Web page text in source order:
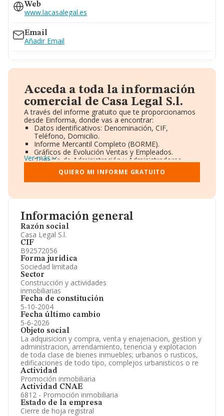
Información general
Razón social
Casa Legal S.l.
CIF
B92572056
Forma jurídica
Sociedad limitada
Sector
Construcción y actividades
inmobiliarias
Fecha de constitución
5-10-2004
Fecha último cambio
5-6-2026
Objeto social
La adquisicion y compra, venta y enajenacion, gestion y
administracion, arrendamiento, tenencia y explotacion
de toda clase de bienes inmuebles; urbanos o rusticos,
edificaciones de todo tipo, complejos urbanisticos o re
Actividad
Promoción inmobiliaria
Actividad CNAE
6812 - Promoción inmobiliaria
Estado de la empresa
Cierre de hoja registral
Web
www.lacasalegal.es
Email
Añadir Email
Acceda a toda la información
comercial de Casa Legal S.l.
A través del informe gratuito que te proporcionamos
desde Einforma, donde vas a encontrar:
Datos identificativos: Denominación, CIF,
Teléfono, Domicilio.
Informe Mercantil Completo (BORME).
Gráficos de Evolución Ventas y Empleados.
Consejo de Administración y Administradores.
Directivos y Ejecutivos.
Accionistas.
Participaciones y Vinculaciones en otras empresas.
Información oficial y registral complementaria.
Ver más
QUIERO MI INFORME GRATUITO